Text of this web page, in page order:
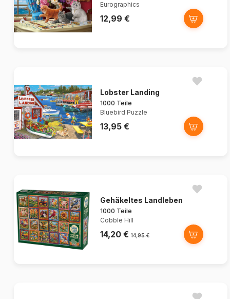
Eurographics
12,99 €
Lobster Landing
1000 Teile
Bluebird Puzzle
13,95 €
Gehäkeltes Landleben
1000 Teile
Cobble Hill
14,20 € 14,95 €